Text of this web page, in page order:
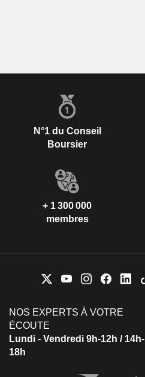
N°1 du Conseil
Boursier
+ 1 300 000
membres
NOS EXPERTS À VOTRE
ÉCOUTE
Lundi - Vendredi 9h-12h / 14h-
18h